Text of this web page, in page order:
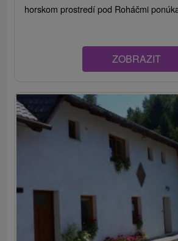
horskom prostredí pod Roháčmi
ZOBRAZIT